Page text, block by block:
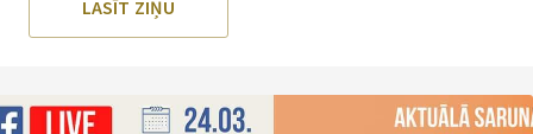
LASĪT ZIŅU